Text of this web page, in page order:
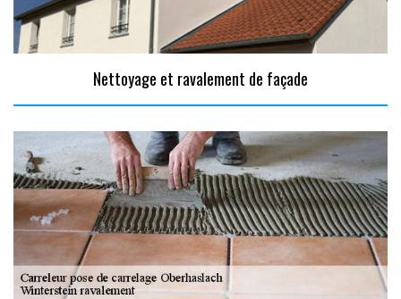
Nettoyage et ravalement de façade